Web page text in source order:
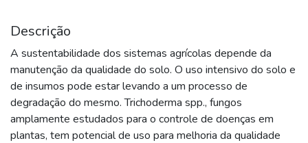
Descrição
A sustentabilidade dos sistemas agrícolas depende da
manutenção da qualidade do solo. O uso intensivo do solo e
de insumos pode estar levando a um processo de
degradação do mesmo. Trichoderma spp., fungos
amplamente estudados para o controle de doenças em
plantas, tem potencial de uso para melhoria da qualidade